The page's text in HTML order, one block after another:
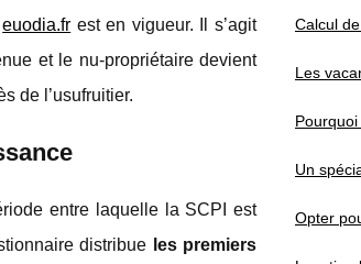
euodia.fr est en vigueur. Il s’agit
et le nu-propriétaire devient
de l’usufruitier.
entre laquelle la SCPI est
distribue les premiers
Calcul
Les
Pourquoi
Un
Opter